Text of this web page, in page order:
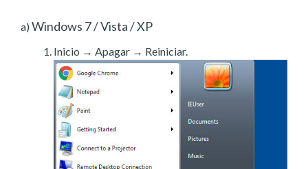
a) Windows 7 / Vista / XP
Inicio → Apagar → Reiniciar.